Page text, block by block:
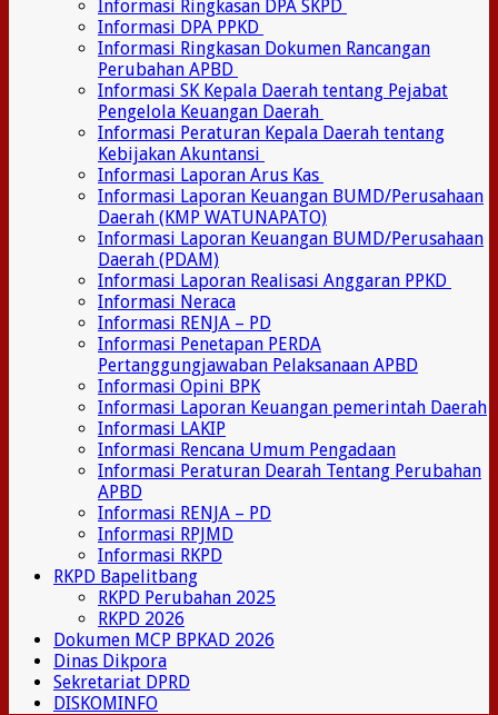
Informasi Ringkasan DPA SKPD
Informasi DPA PPKD
Informasi Ringkasan Dokumen Rancangan
Perubahan APBD
Informasi SK Kepala Daerah tentang Pejabat
Pengelola Keuangan Daerah
Informasi Peraturan Kepala Daerah tentang
Kebijakan Akuntansi
Informasi Laporan Arus Kas
Informasi Laporan Keuangan BUMD/Perusahaan
Daerah (KMP WATUNAPATO)
Informasi Laporan Keuangan BUMD/Perusahaan
Daerah (PDAM)
Informasi Laporan Realisasi Anggaran PPKD
Informasi Neraca
Informasi RENJA – PD
Informasi Penetapan PERDA
Pertanggungjawaban Pelaksanaan APBD
Informasi Opini BPK
Informasi Laporan Keuangan pemerintah Daerah
Informasi LAKIP
Informasi Rencana Umum Pengadaan
Informasi Peraturan Dearah Tentang Perubahan
APBD
Informasi RENJA – PD
Informasi RPJMD
Informasi RKPD
RKPD Bapelitbang
RKPD Perubahan 2025
RKPD 2026
Dokumen MCP BPKAD 2026
Dinas Dikpora
Sekretariat DPRD
DISKOMINFO